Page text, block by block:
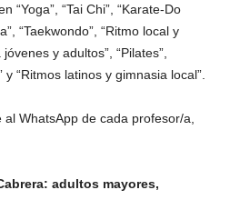
“Yoga”, “Tai Chi”, “Karate-Do
“Taekwondo”, “Ritmo local y
y adultos”, “Pilates”,
“Ritmos latinos y gimnasia local”.
WhatsApp de cada profesor/a,
adultos mayores,